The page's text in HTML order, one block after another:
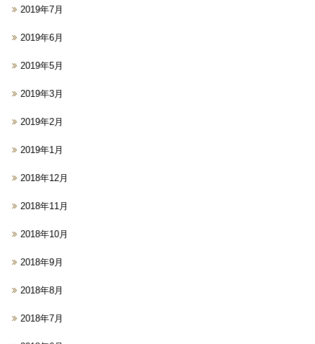
2019年7月
2019年6月
2019年5月
2019年3月
2019年2月
2019年1月
2018年12月
2018年11月
2018年10月
2018年9月
2018年8月
2018年7月